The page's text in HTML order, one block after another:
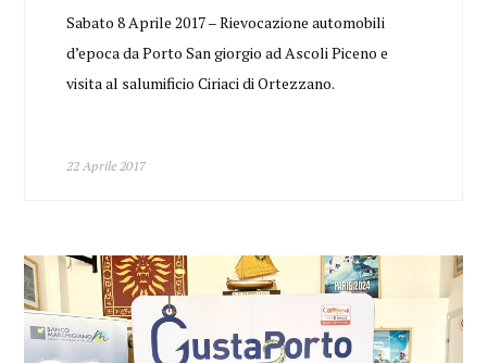
Sabato 8 Aprile 2017 – Rievocazione automobili
d’epoca da Porto San giorgio ad Ascoli Piceno e
visita al salumificio Ciriaci di Ortezzano.
22 Aprile 2017